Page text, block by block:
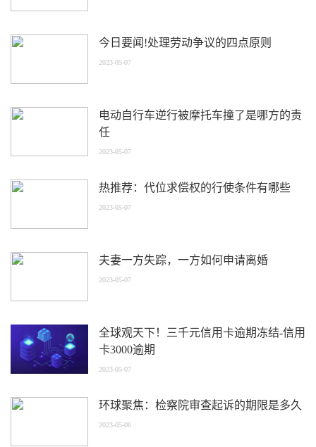
今日要闻!处理劳动争议的四点原则
2023-05-07
电动自行车逆行被摩托车撞了是哪方的责
任
2023-05-07
热推荐：代位求偿权的行使条件有哪些
2023-05-07
夫妻一方失踪，一方如何申请离婚
2023-05-07
全球观天下！三千元信用卡逾期冻结-信用
卡3000逾期
2023-05-07
环球聚焦：检察院审查起诉的期限是多久
2023-05-06